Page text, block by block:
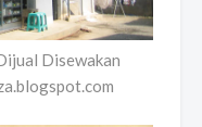
Disewakan